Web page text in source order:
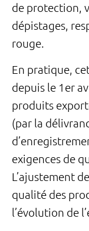
de protection,
dépistages,
rouge.
En pratique,
depuis le 1er
produits
(par la
exigences de
L’ajustement
qualité des
l’évolution de